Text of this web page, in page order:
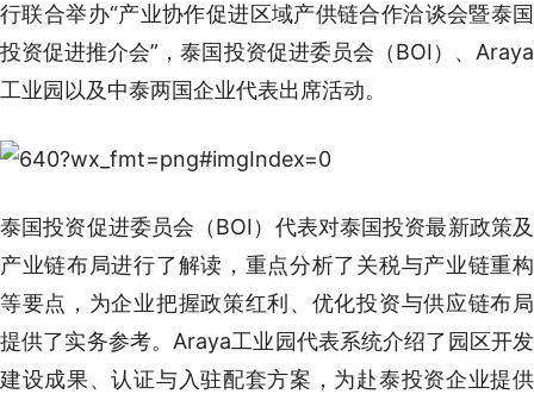
行联合举办“产业协作促进区域产供链合作洽谈会暨泰国
投资促进推介会”，泰国投资促进委员会（BOI）、Araya
工业园以及中泰两国企业代表出席活动。
泰国投资促进委员会（BOI）代表对泰国投资最新政策及
产业链布局进行了解读，重点分析了关税与产业链重构
等要点，为企业把握政策红利、优化投资与供应链布局
提供了实务参考。Araya工业园代表系统介绍了园区开发
建设成果、认证与入驻配套方案，为赴泰投资企业提供